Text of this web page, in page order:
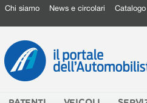
Chi siamo News e circolari